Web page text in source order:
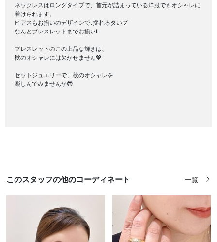
ネックレスはロングタイプで、首元が詰まっている洋服でもオシャレに
着けられます。
ピアスもお揃いのデザインで､揺れるタいプ
なんとブレスレットまでお揃い❗️
ブレスレットのこの上品な輝きは、
秋のオシャレには欠かせません💖
セットジュエリーで、秋のオシャレを
楽しんでみませんか😎
このスタッフの他のコーディネート 一覧